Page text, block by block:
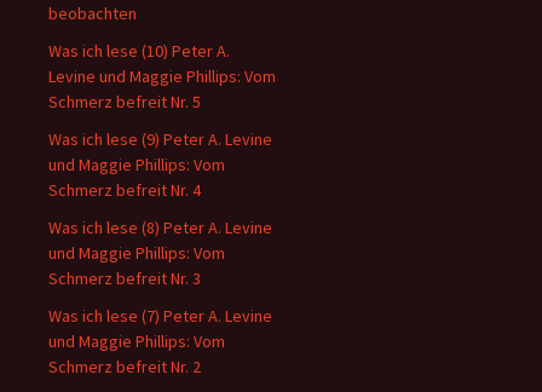
beobachten
Was ich lese (10) Peter A.
Levine und Maggie Phillips: Vom
Schmerz befreit Nr. 5
Was ich lese (9) Peter A. Levine
und Maggie Phillips: Vom
Schmerz befreit Nr. 4
Was ich lese (8) Peter A. Levine
und Maggie Phillips: Vom
Schmerz befreit Nr. 3
Was ich lese (7) Peter A. Levine
und Maggie Phillips: Vom
Schmerz befreit Nr. 2